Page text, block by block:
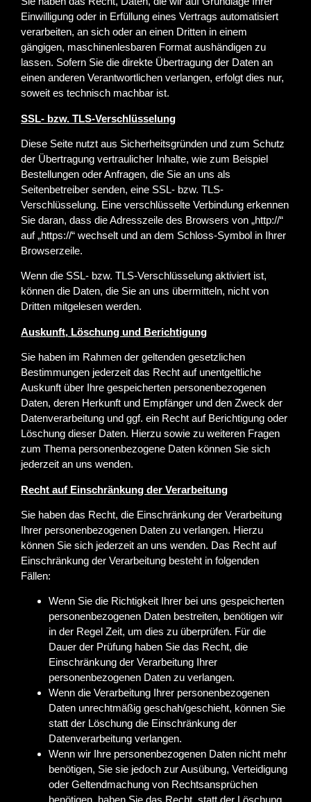
Einwilligung oder in Erfüllung eines Vertrags automatisiert
verarbeiten, an sich oder an einen Dritten in einem
gängigen, maschinenlesbaren Format aushändigen zu
lassen. Sofern Sie die direkte Übertragung der Daten an
einen anderen Verantwortlichen verlangen, erfolgt dies nur,
soweit es technisch machbar ist.
SSL- bzw. TLS-Verschlüsselung
Diese Seite nutzt aus Sicherheitsgründen und zum Schutz
der Übertragung vertraulicher Inhalte, wie zum Beispiel
Bestellungen oder Anfragen, die Sie an uns als
Seitenbetreiber senden, eine SSL- bzw. TLS-
Verschlüsselung. Eine verschlüsselte Verbindung erkennen
Sie daran, dass die Adresszeile des Browsers von „http://“
auf „https://“ wechselt und an dem Schloss-Symbol in Ihrer
Browserzeile.
Wenn die SSL- bzw. TLS-Verschlüsselung aktiviert ist,
können die Daten, die Sie an uns übermitteln, nicht von
Dritten mitgelesen werden.
Auskunft, Löschung und Berichtigung
Sie haben im Rahmen der geltenden gesetzlichen
Bestimmungen jederzeit das Recht auf unentgeltliche
Auskunft über Ihre gespeicherten personenbezogenen
Daten, deren Herkunft und Empfänger und den Zweck der
Datenverarbeitung und ggf. ein Recht auf Berichtigung oder
Löschung dieser Daten. Hierzu sowie zu weiteren Fragen
zum Thema personenbezogene Daten können Sie sich
jederzeit an uns wenden.
Recht auf Einschränkung der Verarbeitung
Sie haben das Recht, die Einschränkung der Verarbeitung
Ihrer personenbezogenen Daten zu verlangen. Hierzu
können Sie sich jederzeit an uns wenden. Das Recht auf
Einschränkung der Verarbeitung besteht in folgenden
Fällen:
Wenn Sie die Richtigkeit Ihrer bei uns gespeicherten
personenbezogenen Daten bestreiten, benötigen wir
in der Regel Zeit, um dies zu überprüfen. Für die
Dauer der Prüfung haben Sie das Recht, die
Einschränkung der Verarbeitung Ihrer
personenbezogenen Daten zu verlangen.
Wenn die Verarbeitung Ihrer personenbezogenen
Daten unrechtmäßig geschah/geschieht, können Sie
statt der Löschung die Einschränkung der
Datenverarbeitung verlangen.
Wenn wir Ihre personenbezogenen Daten nicht mehr
benötigen, Sie sie jedoch zur Ausübung, Verteidigung
oder Geltendmachung von Rechtsansprüchen